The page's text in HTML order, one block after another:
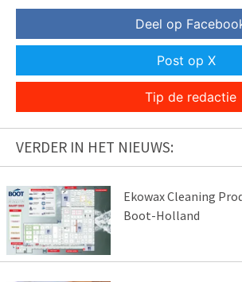
Deel op
Post op X
Tip de redactie
VERDER IN HET NIEUWS:
Ekowax Cleaning
Boot-Holland